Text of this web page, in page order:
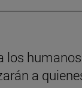
los
a